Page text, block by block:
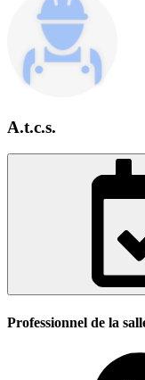
A.t.c.s.
Professionnel de la